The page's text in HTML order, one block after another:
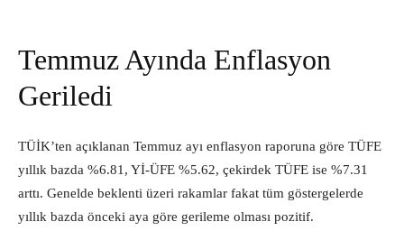
Temmuz Ayında Enflasyon
Geriledi
TÜİK’ten açıklanan Temmuz ayı enflasyon raporuna göre TÜFE
yıllık bazda %6.81, Yİ-ÜFE %5.62, çekirdek TÜFE ise %7.31
arttı. Genelde beklenti üzeri rakamlar fakat tüm göstergelerde
yıllık bazda önceki aya göre gerileme olması pozitif.